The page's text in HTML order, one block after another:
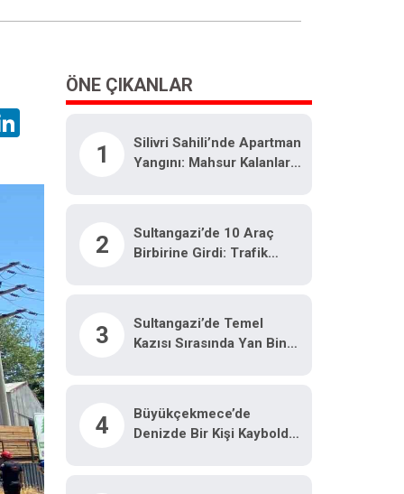
LinkedIn
ÖNE ÇIKANLAR
1
Silivri Sahili’nde Apartman
Yangını: Mahsur Kalanlar
2
Sultangazi’de 10 Araç
Birbirine Girdi: Trafik
3
Sultangazi’de Temel
Kazısı Sırasında Yan Bina
4
Büyükçekmece’de
Denizde Bir Kişi Kayboldu